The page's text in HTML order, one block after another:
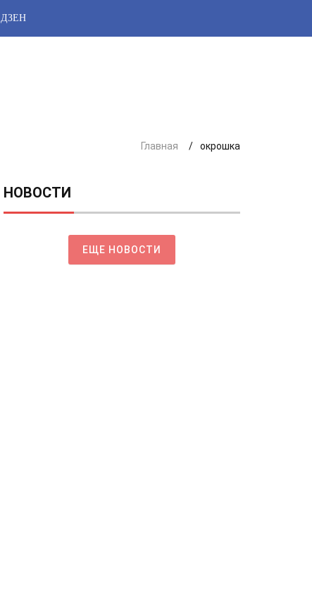
ДЗЕН
Главная окрошка
НОВОСТИ
ЕЩЕ НОВОСТИ